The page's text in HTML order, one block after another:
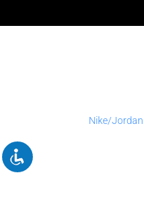
Nike/Jordan